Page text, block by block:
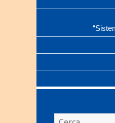
Ricerca